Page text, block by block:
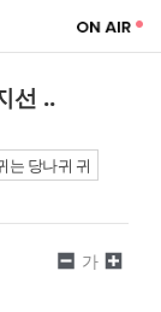
선 ..
는 당나귀 귀
가